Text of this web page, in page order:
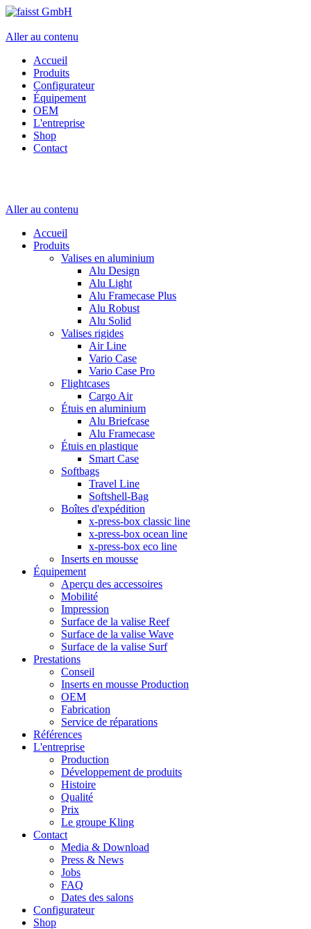
Aller au contenu
Accueil
Produits
Configurateur
Équipement
OEM
L'entreprise
Shop
Contact
Aller au contenu
Accueil
Produits
Valises en aluminium
Alu Design
Alu Light
Alu Framecase Plus
Alu Robust
Alu Solid
Valises rigides
Air Line
Vario Case
Vario Case Pro
Flightcases
Cargo Air
Étuis en aluminium
Alu Briefcase
Alu Framecase
Étuis en plastique
Smart Case
Softbags
Travel Line
Softshell-Bag
Boîtes d'expédition
x-press-box classic line
x-press-box ocean line
x-press-box eco line
Inserts en mousse
Équipement
Aperçu des accessoires
Mobilité
Impression
Surface de la valise Reef
Surface de la valise Wave
Surface de la valise Surf
Prestations
Conseil
Inserts en mousse Production
OEM
Fabrication
Service de réparations
Références
L'entreprise
Production
Développement de produits
Histoire
Qualité
Prix
Le groupe Kling
Contact
Media & Download
Press & News
Jobs
FAQ
Dates des salons
Configurateur
Shop